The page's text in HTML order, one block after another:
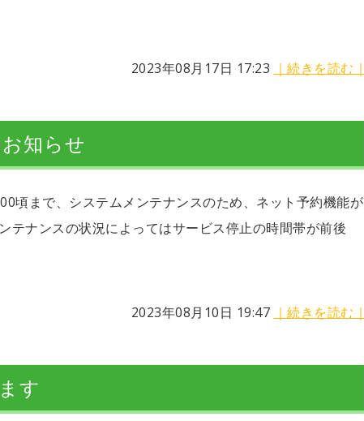
2023年08月17日 17:23 ｜続きを読む｜
知らせ
頃まで、システムメンテナンスのため、ネット予約機能が
テナンスの状況によってはサービス停止の時間帯が前後
2023年08月10日 19:47 ｜続きを読む｜
す